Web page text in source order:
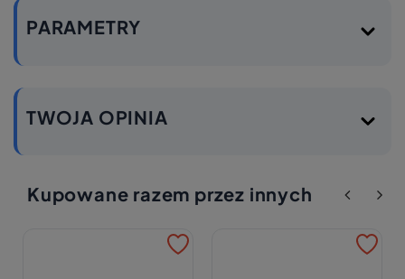
PARAMETRY
TWOJA OPINIA
Kupowane razem przez innych